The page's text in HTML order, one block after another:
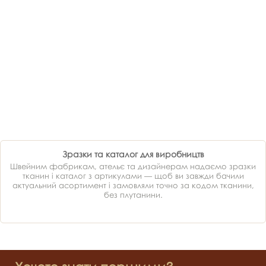
Зразки та каталог для виробництв
Швейним фабрикам, ательє та дизайнерам надаємо зразки
тканин і каталог з артикулами — щоб ви завжди бачили
актуальний асортимент і замовляли точно за кодом тканини,
без плутанини.